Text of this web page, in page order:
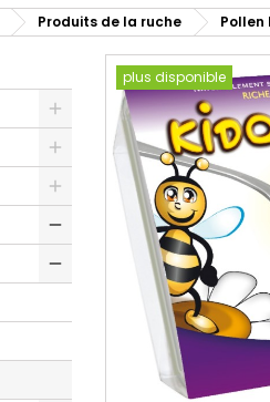
Produits de la ruche Pollen
plus disponible